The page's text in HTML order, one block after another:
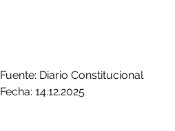
Fuente: Diario Constitucional
Fecha: 14.12.2025